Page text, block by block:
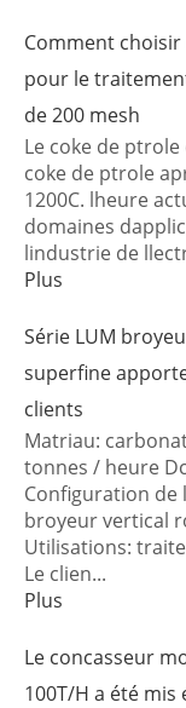
Comment
pour le
de 200 mesh
Le coke de
coke de ptrole
1200C. lheure
domaines
lindustrie de
Plus
Série LUM
superfine
clients
Matriau:
tonnes / heure
Configuration de
broyeur vertical
Utilisations:
Le clien...
Plus
Le concasseur
100T/H a été mis